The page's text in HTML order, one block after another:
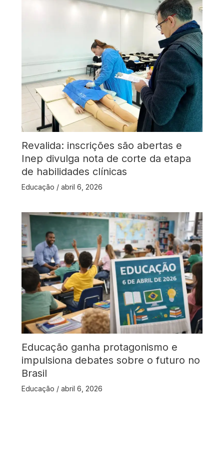
Revalida: inscrições são abertas e
Inep divulga nota de corte da etapa
de habilidades clínicas
Educação / abril 6, 2026
Educação ganha protagonismo e
impulsiona debates sobre o futuro no
Brasil
Educação / abril 6, 2026